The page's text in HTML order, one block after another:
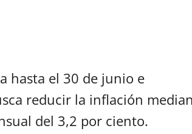
hasta el 30 de junio e
reducir la inflación
del 3,2 por ciento.